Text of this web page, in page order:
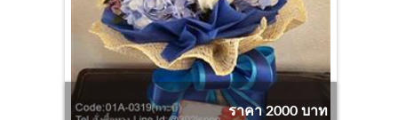
ราคา 2000 บาท